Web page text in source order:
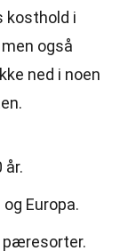
kosthold i
også
ned i noen
år.
Europa.
pæresorter.